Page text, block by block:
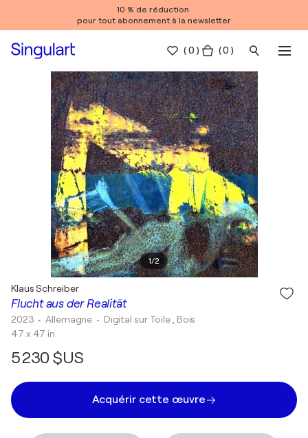
10 % de réduction
pour tout abonnement à la newsletter
(0 ) ( 0 )
1/2
Flucht aus der Realität
Klaus Schreiber
2023 • Allemagne • Digital sur Toile , Bois
47 x 47 in
5 230 $US
Acquérir cette œuvre